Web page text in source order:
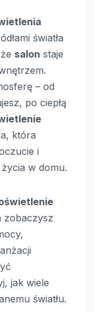
światła
salon staje
– od
po ciepłą
która
i
w domu.
zobaczysz
jak wiele
światłu.